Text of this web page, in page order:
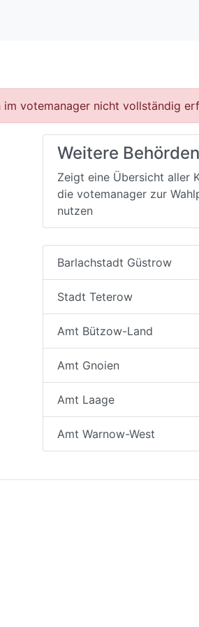
votemanager nicht vollständig
Weitere Behörden
Zeigt eine Übersicht aller
die votemanager zur
nutzen
Barlachstadt Güstrow
Stadt Teterow
Amt Bützow-Land
Amt Gnoien
Amt Laage
Amt Warnow-West